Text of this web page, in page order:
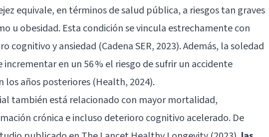
equivale, en términos de salud pública, a riesgos tan graves
u obesidad. Esta condición se vincula estrechamente con
cognitivo y ansiedad (Cadena SER, 2023). Además, la soledad
en un 56 % el riesgo de sufrir un accidente
los años posteriores (Health, 2024).
también está relacionado con mayor mortalidad,
crónica e incluso deterioro cognitivo acelerado. De